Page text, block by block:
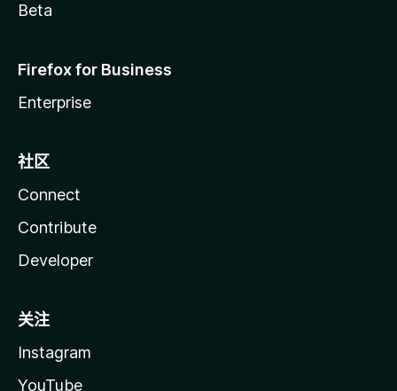
Beta
Firefox for Business
Enterprise
社区
Connect
Contribute
Developer
关注
Instagram
YouTube